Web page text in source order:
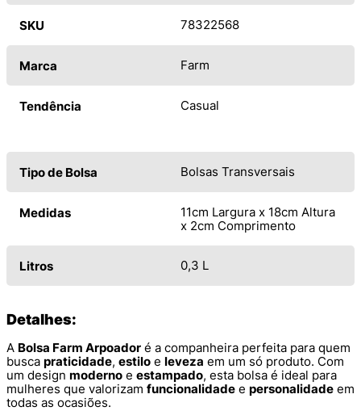
SKU 78322568
Marca Farm
Tendência Casual
Tipo de Bolsa Bolsas Transversais
Medidas
11cm Largura x 18cm Altura
x 2cm Comprimento
Litros 0,3 L
Detalhes:
A Bolsa Farm Arpoador é a companheira perfeita para quem
busca praticidade, estilo e leveza em um só produto. Com
um design moderno e estampado, esta bolsa é ideal para
mulheres que valorizam funcionalidade e personalidade em
todas as ocasiões.